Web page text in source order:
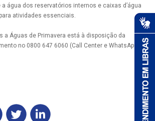
água dos reservatórios internos e caixas d’água
atividades essenciais.
a Águas de Primavera está à disposição da
no 0800 647 6060 (Call Center e WhatsApp) e